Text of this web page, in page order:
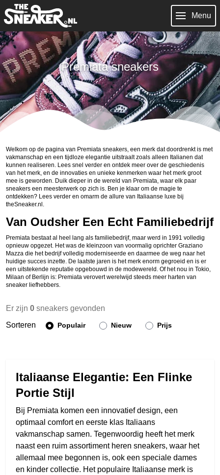
Menu
Premiata sneakers
Welkom op de pagina van Premiata sneakers, een merk dat doordrenkt is met
vakmanschap en een tijdloze elegantie uitstraalt zoals alleen Italianen dat
kunnen realiseren. Lees snel verder en ontdek meer over de geschiedenis
van het merk, en de innovaties en unieke kenmerken waar het merk groot
mee is geworden. Duik dieper in de wereld van Premiata, waar elk paar
sneakers een meesterwerk op zich is. Ben je klaar om de magie te
ontdekken? Lees verder en omarm de allure van Italiaanse luxe bij
theSneaker.nl.
Van Oudsher Een Echt Familiebedrijf
Premiata bestaat al heel lang als familiebedrijf, maar werd in 1991 volledig
opnieuw opgezet. Het was de kleinzoon van voormalig oprichter Graziano
Mazza die het bedrijf volledig moderniseerde en daarmee de weg naar het
huidige succes inzette. De laatste jaren is het merk enorm gegroeid en is er
een uitstekende reputatie opgebouwd in de modewereld. Of het nou in Tokio,
Milaan of Berlijn is: Premiata verovert werelwijd steeds meer harten van
sneaker liefhebbers.
Er zijn 0 sneakers gevonden
Sorteren
Populair Nieuw Prijs
Italiaanse Elegantie: Een Flinke
Portie Stijl
Bij Premiata komen een innovatief design, een
optimaal comfort en eerste klas Italiaans
vakmanschap samen. Tegenwoordig heeft het merk
naast een ruim assortiment heren sneakers, waar het
allemaal mee begonnen is, ook een speciale dames
en kinder collectie. Het populaire Italiaanse merk is